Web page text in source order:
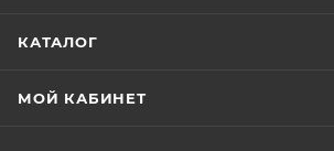
КАТАЛОГ
МОЙ КАБИНЕТ